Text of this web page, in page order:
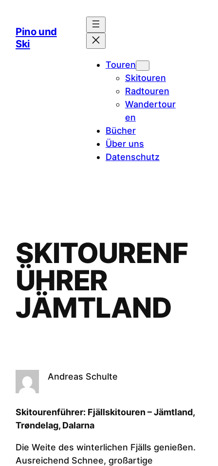
springen
Pino und
Ski
Touren
Skitouren
Radtouren
Wandertour
en
Bücher
Über uns
Datenschutz
SKITOURENF
ÜHRER
JÄMTLAND
Andreas Schulte
Skitourenführer: Fjällskitouren – Jämtland,
Trøndelag, Dalarna
Die Weite des winterlichen Fjälls genießen.
Ausreichend Schnee, großartige